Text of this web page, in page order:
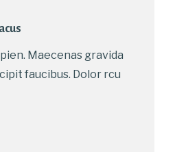
Maecenas gravida
faucibus. Dolor rcu